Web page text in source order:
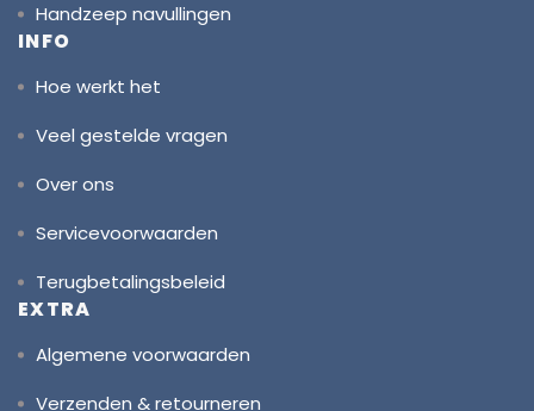
Handzeep navullingen
INFO
Hoe werkt het
Veel gestelde vragen
Over ons
Servicevoorwaarden
Terugbetalingsbeleid
EXTRA
Algemene voorwaarden
Verzenden & retourneren